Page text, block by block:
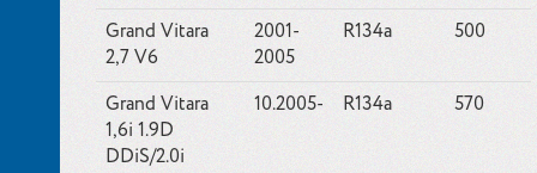
Grand Vitara
2,7 V6
2001-
2005
R134a 500
Grand Vitara
1,6i 1.9D
DDiS/2.0i
10.2005- R134a 570